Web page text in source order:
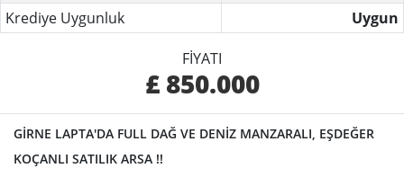
Krediye Uygunluk
Uygun
FIYATI
£ 850.000
GİRNE LAPTA'DA FULL DAĞ VE DENİZ MANZARALI, EŞDEĞER
KOÇANLI SATILIK ARSA !!